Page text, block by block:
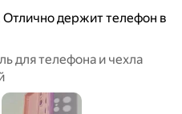
держит телефон в
для телефона и чехла